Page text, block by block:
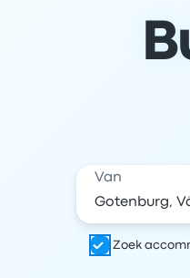
Van
Zoek